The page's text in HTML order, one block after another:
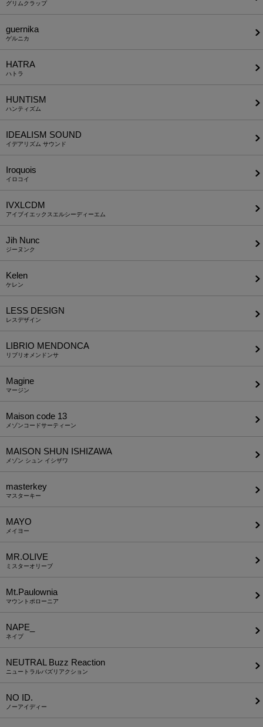
グリムクラップ
guernika
ゲルニカ
HATRA
ハトラ
HUNTISM
ハンティズム
IDEALISM SOUND
イデアリズム サウンド
Iroquois
イロコイ
IVXLCDM
アイブイエックスエルシーディーエム
Jih Nunc
ジーヌンク
Kelen
ケレン
LESS DESIGN
レスデザイン
LIBRIO MENDONCA
リブリオメンドンサ
Magine
マージン
Maison code 13
メゾンコードサーティーン
MAISON SHUN ISHIZAWA
メゾン シュン イシザワ
masterkey
マスターキー
MAYO
メイヨー
MR.OLIVE
ミスターオリーブ
Mt.Paulownia
マウントポローニア
NAPE_
ネイプ
NEUTRAL Buzz Reaction
ニュートラルバズリアクション
NO ID.
ノーアイディー